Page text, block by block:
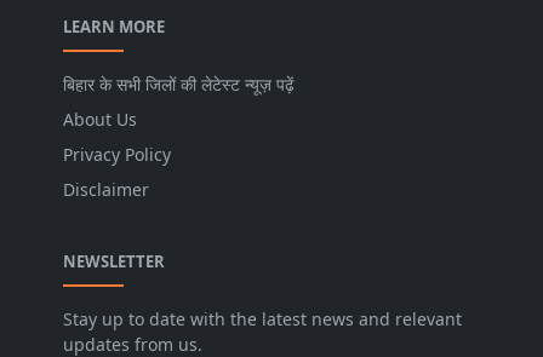
LEARN MORE
बिहार के सभी जिलों की लेटेस्ट न्यूज़ पढ़ें
About Us
Privacy Policy
Disclaimer
NEWSLETTER
Stay up to date with the latest news and relevant
updates from us.